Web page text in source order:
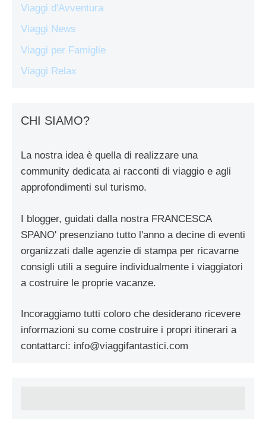
Viaggi d'Avventura
Viaggi News
Viaggi per Famiglie
Viaggi Relax
CHI SIAMO?
La nostra idea è quella di realizzare una
community dedicata ai racconti di viaggio e agli
approfondimenti sul turismo.
I blogger, guidati dalla nostra FRANCESCA
SPANO' presenziano tutto l'anno a decine di eventi
organizzati dalle agenzie di stampa per ricavarne
consigli utili a seguire individualmente i viaggiatori
a costruire le proprie vacanze.
Incoraggiamo tutti coloro che desiderano ricevere
informazioni su come costruire i propri itinerari a
contattarci: info@viaggifantastici.com